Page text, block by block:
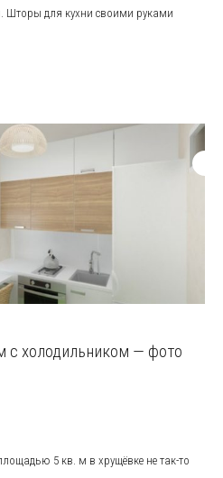
Шторы для кухни своими руками
с холодильником — фото
5 кв. м в хрущёвке не так-то